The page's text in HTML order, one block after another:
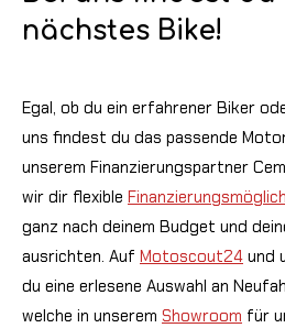
nächstes Bike!
Egal, ob du ein erfahrener Biker
uns findest du das passende
unserem Finanzierungspartner
wir dir flexible
ganz nach deinem Budget und
ausrichten. Auf Motoscout24 und
du eine erlesene Auswahl an
welche in unserem Showroom für